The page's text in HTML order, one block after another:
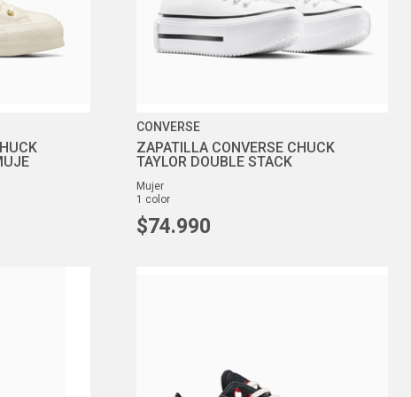
CONVERSE
ZAPATILLA CONVERSE CHUCK
TAYLOR DOUBLE STACK
mujer
1 color
$74.990